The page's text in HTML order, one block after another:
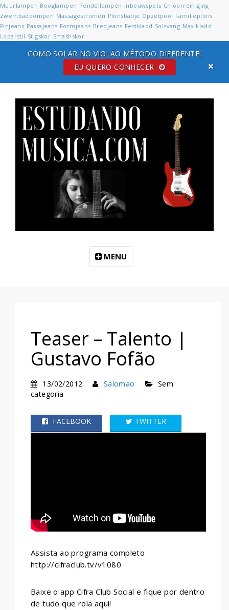
Muurlampen Booglampen Pendellampen Inbouwspots Chloorreiniging
Zwembadpompen Massagestromen Plonsbadje Opzetpool Familieplons
Finjeans Passajeans Formjeans Bredjeans Festkladd Solsvang Maxikladd
Loparstil Stigskor Smashskor
EU QUERO CONHECER
MENU
Teaser – Talento |
Gustavo Fofão
13/02/2012 Salomao
Sem
categoria
FACEBOOK TWITTER
Assista ao programa completo
http://cifraclub.tv/v1080
Baixe o app Cifra Club Social e fique por dentro
de tudo que rola aqui!